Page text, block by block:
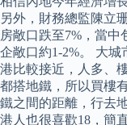
另外，財務總監陳立
房敞口跌至7%，當
企敞口約1-2%。 大
港比較接近，人多、
都搭地鐵，所以買樓
鐵之間的距離，行去
港人也很喜歡18，簡